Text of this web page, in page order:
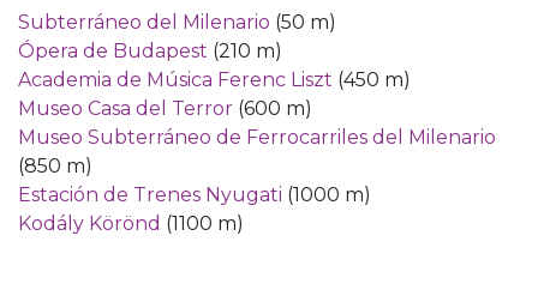
Subterráneo del Milenario (50 m)
Ópera de Budapest (210 m)
Academia de Música Ferenc Liszt (450 m)
Museo Casa del Terror (600 m)
Museo Subterráneo de Ferrocarriles del Milenario
(850 m)
Estación de Trenes Nyugati (1000 m)
Kodály Körönd (1100 m)